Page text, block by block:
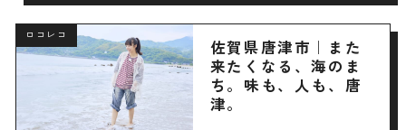
ロコレコ
佐賀県唐津市｜また
来たくなる、海のま
ち。味も、人も、唐
津。